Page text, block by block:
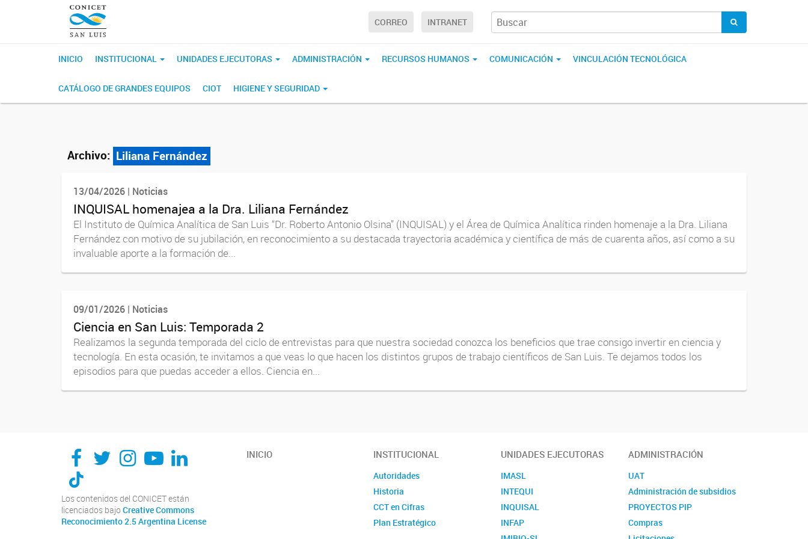
CORREO INTRANET
INICIO INSTITUCIONAL UNIDADES EJECUTORAS ADMINISTRACIÓN RECURSOS HUMANOS COMUNICACIÓN VINCULACIÓN TECNOLÓGICA
CATÁLOGO DE GRANDES EQUIPOS CIOT HIGIENE Y SEGURIDAD
Archivo: Liliana Fernández
13/04/2026 | Noticias
INQUISAL homenajea a la Dra. Liliana Fernández
El Instituto de Química Analítica de San Luis “Dr. Roberto Antonio Olsina” (INQUISAL) y el Área de Química Analítica rinden homenaje a la Dra. Liliana
Fernández con motivo de su jubilación, en reconocimiento a su destacada trayectoria académica y científica de más de cuarenta años, así como a su
invaluable aporte a la formación de...
09/01/2026 | Noticias
Ciencia en San Luis: Temporada 2
Realizamos la segunda temporada del ciclo de entrevistas para que nuestra sociedad conozca los beneficios que trae consigo invertir en ciencia y
tecnología. En esta ocasión, te invitamos a que veas lo que hacen los distintos grupos de trabajo científicos de San Luis. Te dejamos todos los
episodios para que puedas acceder a ellos. Ciencia en...
Los contenidos del CONICET están
licenciados bajo Creative Commons
Reconocimiento 2.5 Argentina License
INICIO INSTITUCIONAL
Autoridades
Historia
CCT en Cifras
Plan Estratégico
UNIDADES EJECUTORAS
IMASL
INTEQUI
INQUISAL
INFAP
ADMINISTRACIÓN
UAT
Administración de subsidios
PROYECTOS PIP
Compras